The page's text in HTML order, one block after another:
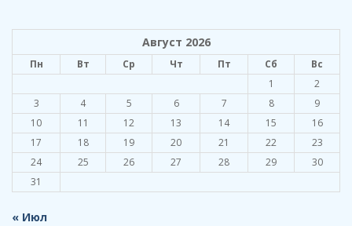
Август 2026
Пн Вт Ср Чт Пт Сб
Вс
1
2
3
4 5 6 7 8
9
10
11 12 13 14 15
16
17
18 19 20 21 22
23
24
25 26 27 28 29
30
31
« Июл